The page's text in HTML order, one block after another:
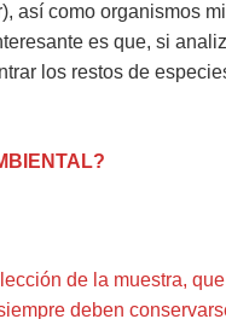
así como organismos
es que, si
los restos de
de la muestra,
deben